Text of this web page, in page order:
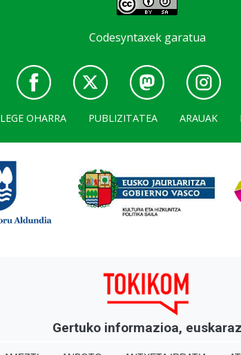
Codesyntaxek garatua
LEGE OHARRA PUBLIZITATEA ARAUAK
Gertuko informazioa, euskaraz